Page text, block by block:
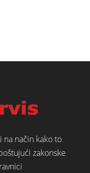
na način kako to
zakonske